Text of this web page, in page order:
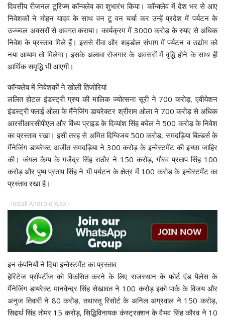
दिवसीय रीजनल टूरिज्म कॉन्क्लेव का शुभारंभ किया। कॉन्क्लेव में देश भर से आए
निवेशकों ने मोहन यादव के साथ वन टू वन चर्चा कर उन्हें प्रदेश में पर्यटन के
उज्ज्वल अवसरों से अवगत कराया। कार्यक्रम में 3000 करोड़ के रुपए से अधिक
निवेश के प्रस्ताव मिले हैं। इससे रीवा और शहडोल संभाग में पर्यटन व उद्योग को
नया आयाम तो मिलेगा। इसके अलावा रोजगार के अवसरों में वृद्धि होने के साथ ही
आर्थिक समृद्धि भी आएगी।
कॉन्क्लेव में निवेशकों ने खोली तिजोरियां
ललित होटल इंडस्ट्री ग्रुप की मालिक ज्योत्सना सूरी ने 700 करोड़, एवीयेशन
इंडस्ट्री फ्लाई ओला के मैंनेजिंग डायरेक्टर श्रीराम ओला ने 700 करोड़ से अधिक
आरसीआरसीपीएल और विंध्य प्राइड के दिव्यांश सिंह बघेल ने 500 करोड़ के निवेश
का प्रस्ताव रखा। इसी तरह से अमित दिग्विजय 500 करोड़, समदड़िया बिल्डर्स के
मैंनेजिंग डायरेक्ट अजीत समदड़िया ने 300 करोड़ के इन्वेस्टमेंट की इच्छा जाहिर
की। जंगल कैम्प के गजेंद्र सिंह राठौर ने 150 करोड़, गौरव प्रताप सिंह 100
करोड़ और पुष्प प्रताप सिंह ने भी पर्यटन के क्षेत्र में 100 करोड़ के इन्वेस्टमेंट का
प्रस्ताव रखा है।
- Install Android App -
इन कंपनियों ने दिया इन्वेस्टमेंट का प्रस्ताव
हेरिटेज प्रॉपर्टीज को विकसित करने के लिए राजस्थान के फोर्ट एंड पैलेस के
मैंनेजिंग डायरेक्ट मानवेन्द्र सिंह सेखावत ने 100 करोड़ इको पार्क के विजय और
अनुज तिवारी ने 80 करोड़, तथास्तु रिसोर्ट के अनिल अग्रवाल ने 150 करोड़,
सिद्दार्थ सिंह तोमर 15 करोड़, सिद्धिविनायक कंस्ट्रक्शन के वैभव सिंह कौरव ने 10